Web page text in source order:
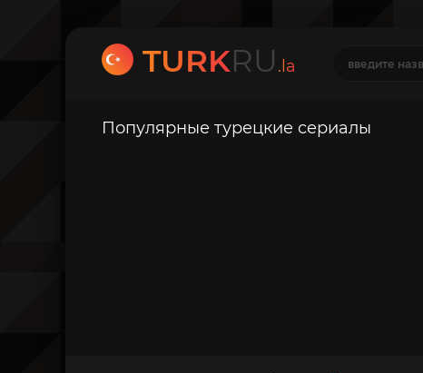
TURKRU .la
Популярные турецкие сериалы